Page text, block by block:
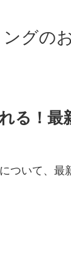
グの
る！最
ついて、最